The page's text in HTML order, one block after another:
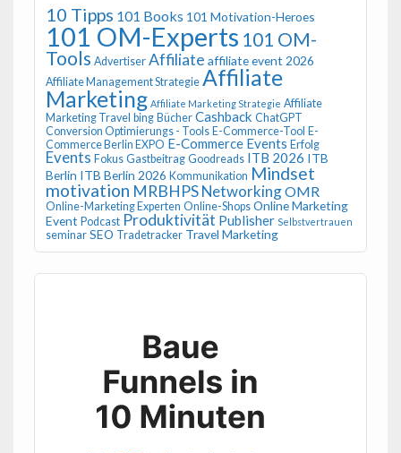
10 Tipps 101 Books 101 Motivation-Heroes
101 OM-Experts 101 OM-
Tools Advertiser Affiliate affiliate event 2026
Affiliate Management Strategie Affiliate
Marketing Affiliate Marketing Strategie Affiliate
Marketing Travel bing Bücher Cashback ChatGPT
Conversion Optimierungs - Tools E-Commerce-Tool E-
Commerce Berlin EXPO E-Commerce Events Erfolg
Events Fokus Gastbeitrag Goodreads ITB 2026 ITB
Berlin ITB Berlin 2026 Kommunikation Mindset
motivation MRBHPSNetworkingOMR
Online-Marketing Experten Online-Shops Online Marketing
Event Podcast Produktivität Publisher Selbstvertrauen
seminar SEO Tradetracker Travel Marketing